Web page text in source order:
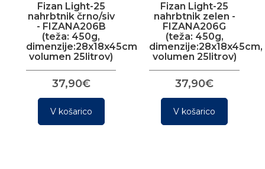
Fizan Light-25
nahrbtnik črno/siv
- FIZANA206B
(teža: 450g,
dimenzije:28x18x45cm,
volumen 25litrov)
37,90€
V košarico
Fizan Light-25
nahrbtnik zelen -
FIZANA206G
(teža: 450g,
dimenzije:28x18x45cm,
volumen 25litrov)
37,90€
V košarico